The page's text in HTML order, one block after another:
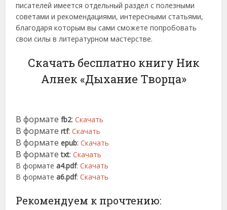
писателей имеется отдельный раздел с полезными
советами и рекомендациями, интересными статьями,
благодаря которым вы сами сможете попробовать
свои силы в литературном мастерстве.
Скачать бесплатно книгу Ник
Алнек «Дыхание Творца»
В форматеfb2:Скачать
В форматеrtf:Скачать
В форматеepub:Скачать
В форматеtxt:Скачать
В форматеa4.pdf:Скачать
В форматеa6.pdf:Скачать
Рекомендуем к прочтению: